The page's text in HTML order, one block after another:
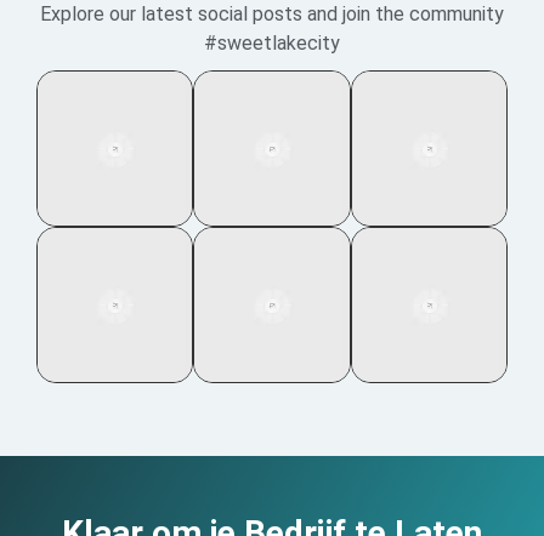
Explore our latest social posts and join the community
#sweetlakecity